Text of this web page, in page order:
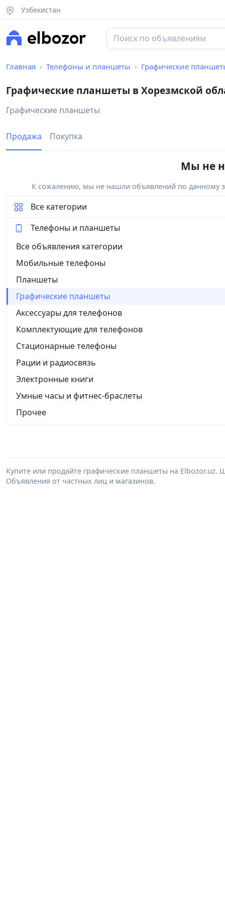
Узбекистан
Главная Телефоны и планшеты Графические
Графические планшеты в Хорезмской
Графические планшеты
Продажа Покупка
Мы не
К сожалению, мы не нашли объявлений по данному
Все категории
Телефоны и планшеты
Все объявления категории
Мобильные телефоны
Планшеты
Графические планшеты
Аксессуары для телефонов
Комплектующие для телефонов
Стационарные телефоны
Рации и радиосвязь
Электронные книги
Умные часы и фитнес-браслеты
Прочее
Купите или продайте графические планшеты на
Объявления от частных лиц и магазинов.